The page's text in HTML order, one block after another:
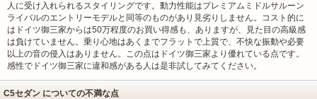
人に受け入れられるスタイリングです。動力性能はプレミアムミドルサルーン
ライバルのエントリーモデルと同等のものがあり見劣りしません。コスト的に
はドイツ御三家からは50万程度のお買い得感も、ありますが、見た目の高級感
は負けていません。乗り心地はあくまでフラットで上質で、不快な振動や必要
以上の音の侵入はありません。この点はドイツ御三家より優れている点です。
感性でドイツ御三家に違和感がある人は是非試してみてください。
C5セダン についての不満な点